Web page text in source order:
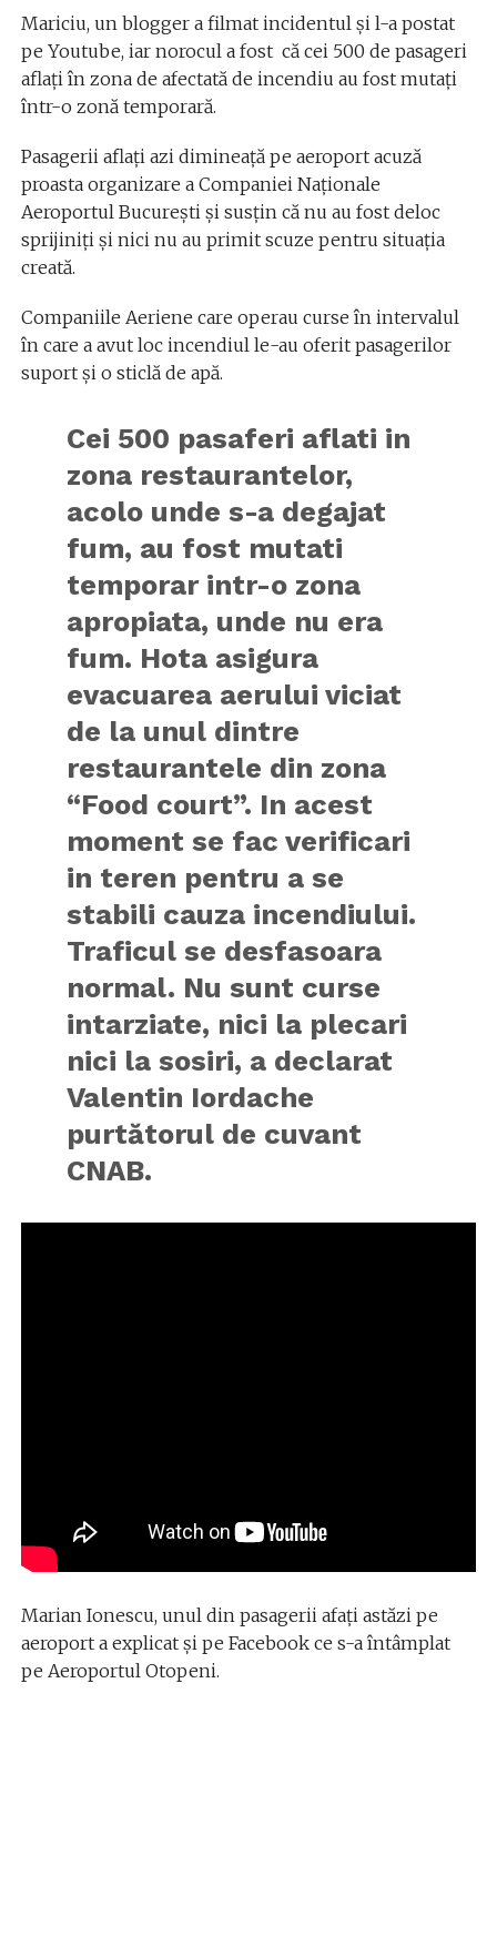
Mariciu, un blogger a filmat incidentul și l-a postat
pe Youtube, iar norocul a fost că cei 500 de pasageri
aflați în zona de afectată de incendiu au fost mutați
într-o zonă temporară.
Pasagerii aflați azi dimineață pe aeroport acuză
proasta organizare a Companiei Naționale
Aeroportul București și susțin că nu au fost deloc
sprijiniți și nici nu au primit scuze pentru situația
creată.
Companiile Aeriene care operau curse în intervalul
în care a avut loc incendiul le-au oferit pasagerilor
suport și o sticlă de apă.
Cei 500 pasaferi aflati in
zona restaurantelor,
acolo unde s-a degajat
fum, au fost mutati
temporar intr-o zona
apropiata, unde nu era
fum. Hota asigura
evacuarea aerului viciat
de la unul dintre
restaurantele din zona
“Food court”. In acest
moment se fac verificari
in teren pentru a se
stabili cauza incendiului.
Traficul se desfasoara
normal. Nu sunt curse
intarziate, nici la plecari
nici la sosiri, a declarat
Valentin Iordache
purtătorul de cuvant
CNAB.
Marian Ionescu, unul din pasagerii afați astăzi pe
aeroport a explicat și pe Facebook ce s-a întâmplat
pe Aeroportul Otopeni.